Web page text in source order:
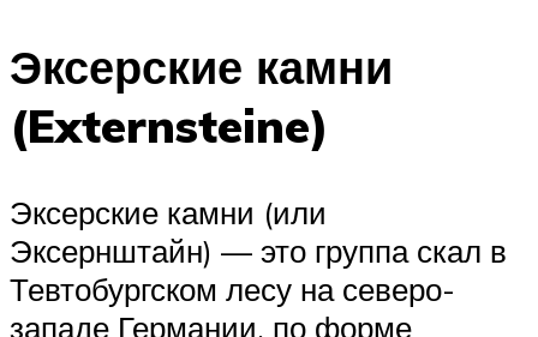
Эксерские камни
(Externsteine)
Эксерские камни (или
Эксернштайн) — это группа скал в
Тевтобургском лесу на северо-
западе Германии, по форме